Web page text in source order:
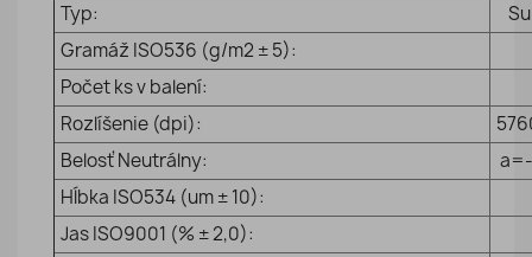
Typ:
Gramáž ISO536 (g/m2 ± 5):
Počet ks v balení:
Rozlíšenie (dpi):
Belosť Neutrálny:
Hĺbka ISO534 (um ± 10):
Jas ISO9001 (% ± 2,0):